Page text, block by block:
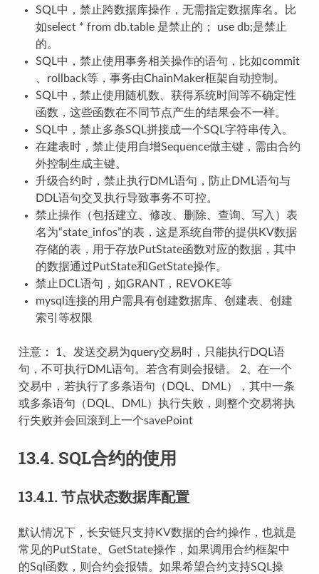
SQL中，禁止跨数据库操作，无需指定数据库名。比
如select * from db.table 是禁止的； use db;是禁止
的。
SQL中，禁止使用事务相关操作的语句，比如commit
、rollback等，事务由ChainMaker框架自动控制。
SQL中，禁止使用随机数、获得系统时间等不确定性
函数，这些函数在不同节点产生的结果会不一样。
SQL中，禁止多条SQL拼接成一个SQL字符串传入。
在建表时，禁止使用自增Sequence做主键，需由合约
外控制生成主键。
升级合约时，禁止执行DML语句，防止DML语句与
DDL语句交叉执行导致事务不可控。
禁止操作（包括建立、修改、删除、查询、写入）表
名为“state_infos”的表，这是系统自带的提供KV数据
存储的表，用于存放PutState函数对应的数据，其中
的数据通过PutState和GetState操作。
禁止DCL语句，如GRANT，REVOKE等
mysql连接的用户需具有创建数据库、创建表、创建
索引等权限
注意： 1、发送交易为query交易时，只能执行DQL语
句，不可执行DML语句。若含有则会报错。 2、在一个
交易中，若执行了多条语句（DQL、DML），其中一条
或多条语句（DQL、DML）执行失败，则整个交易将执
行失败并会回滚到上一个savePoint
13.4. SQL合约的使用
13.4.1. 节点状态数据库配置
默认情况下，长安链只支持KV数据的合约操作，也就是
常见的PutState、GetState操作，如果调用合约框架中
的Sql函数，则合约会报错。如果希望合约支持SQL操